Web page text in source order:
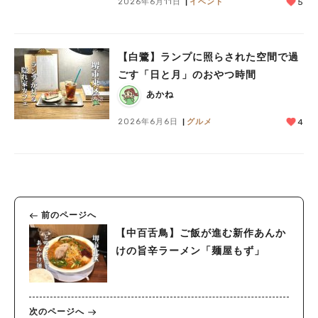
5
【白鷺】ランプに照らされた空間で過
ごす「日と月」のおやつ時間
あかね
2026年6月6日 グルメ 4
前のページへ
【中百舌鳥】ご飯が進む新作あんか
けの旨辛ラーメン「麺屋もず」
次のページへ